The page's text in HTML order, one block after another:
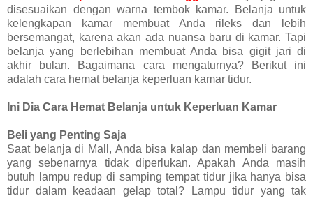
disesuaikan dengan warna tembok kamar. Belanja untuk
kelengkapan kamar membuat Anda rileks dan lebih
bersemangat, karena akan ada nuansa baru di kamar. Tapi
belanja yang berlebihan membuat Anda bisa gigit jari di
akhir bulan. Bagaimana cara mengaturnya? Berikut ini
adalah cara hemat belanja keperluan kamar tidur.
Ini Dia Cara Hemat Belanja untuk Keperluan Kamar
Beli yang Penting Saja
Saat belanja di Mall, Anda bisa kalap dan membeli barang
yang sebenarnya tidak diperlukan. Apakah Anda masih
butuh lampu redup di samping tempat tidur jika hanya bisa
tidur dalam keadaan gelap total? Lampu tidur yang tak